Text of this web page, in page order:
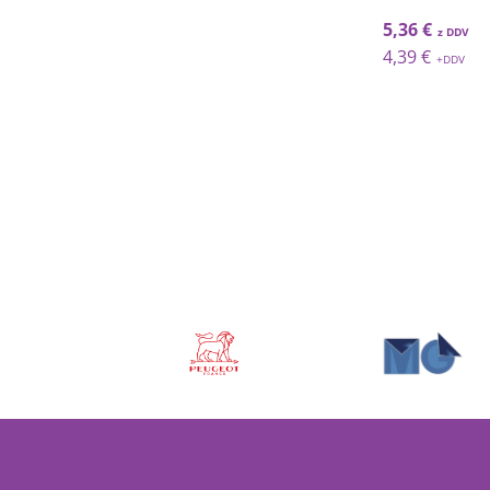
9,00 €
7,38 €